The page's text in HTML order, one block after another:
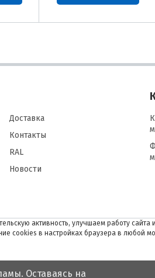
Доставка
Контакты
RAL
Новости
активность, улучшаем работу
cookies в настройках браузера в любой
Оставаясь на